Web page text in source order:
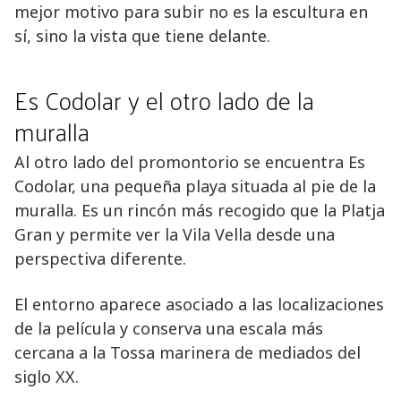
mejor motivo para subir no es la escultura en
sí, sino la vista que tiene delante.
Es Codolar y el otro lado de la
muralla
Al otro lado del promontorio se encuentra Es
Codolar, una pequeña playa situada al pie de la
muralla. Es un rincón más recogido que la Platja
Gran y permite ver la Vila Vella desde una
perspectiva diferente.
El entorno aparece asociado a las localizaciones
de la película y conserva una escala más
cercana a la Tossa marinera de mediados del
siglo XX.